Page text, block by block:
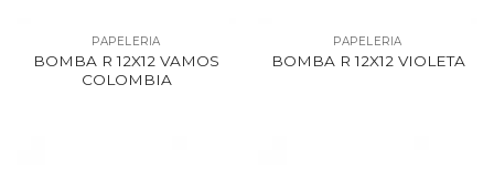
PAPELERIA
BOMBA R 12X12 VAMOS
COLOMBIA
PAPELERIA
BOMBA R 12X12 VIOLETA